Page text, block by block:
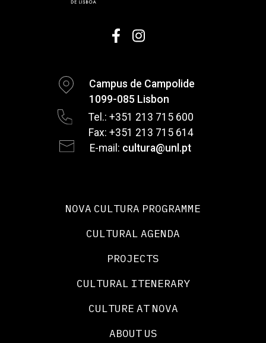
Campus de Campolide
1099-085 Lisbon
Tel.: +351 213 715 600
Fax: +351 213 715 614
E-mail: cultura@unl.pt
NOVA CULTURA PROGRAMME
CULTURAL AGENDA
PROJECTS
CULTURAL ITENERARY
CULTURE AT NOVA
ABOUT US